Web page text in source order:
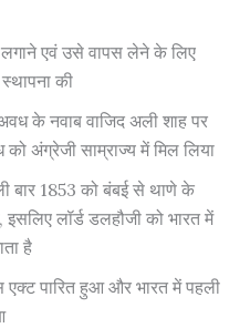
लगाने एवं उसे वापस लेने के लिए
की
के नवाब वाजिद अली शाह पर
अंग्रेजी साम्राज्य में मिल लिया
बार 1853 को बंबई से थाणे के
लॉर्ड डलहौजी को भारत में
है
पारित हुआ और भारत में पहली